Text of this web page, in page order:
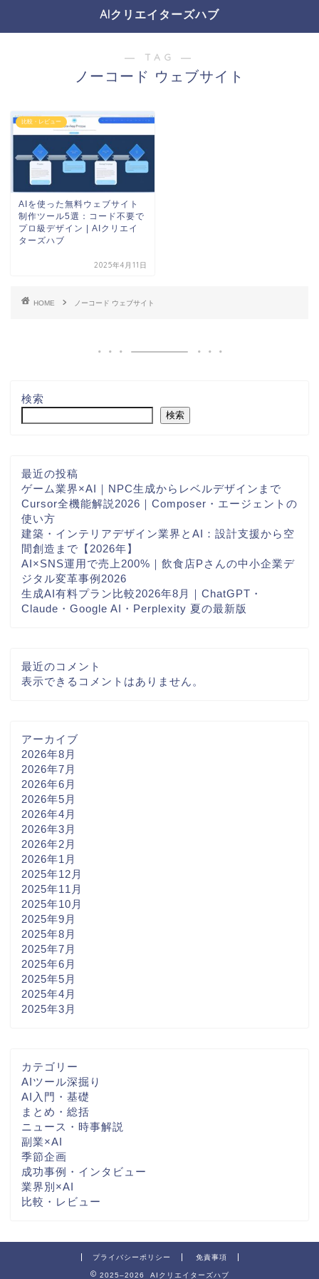
AIクリエイターズハブ
― TAG ―
ノーコード ウェブサイト
比較・レビュー
AIを使った無料ウェブサイト
制作ツール5選：コード不要で
プロ級デザイン | AIクリエイ
ターズハブ
2025年4月11日
HOME ノーコード ウェブサイト
検索
検索
最近の投稿
ゲーム業界×AI｜NPC生成からレベルデザインまで
Cursor全機能解説2026｜Composer・エージェントの
使い方
建築・インテリアデザイン業界とAI：設計支援から空
間創造まで【2026年】
AI×SNS運用で売上200%｜飲食店Pさんの中小企業デ
ジタル変革事例2026
生成AI有料プラン比較2026年8月｜ChatGPT・
Claude・Google AI・Perplexity 夏の最新版
最近のコメント
表示できるコメントはありません。
アーカイブ
2026年8月
2026年7月
2026年6月
2026年5月
2026年4月
2026年3月
2026年2月
2026年1月
2025年12月
2025年11月
2025年10月
2025年9月
2025年8月
2025年7月
2025年6月
2025年5月
2025年4月
2025年3月
カテゴリー
AIツール深掘り
AI入門・基礎
まとめ・総括
ニュース・時事解説
副業×AI
季節企画
成功事例・インタビュー
業界別×AI
比較・レビュー
プライバシーポリシー 免責事項
2025–2026 AIクリエイターズハブ